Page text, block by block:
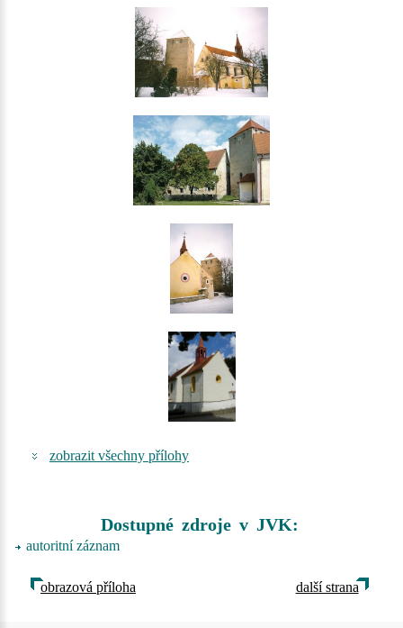
zobrazit všechny přílohy
Dostupné zdroje v JVK:
autoritní záznam
obrazová příloha další strana